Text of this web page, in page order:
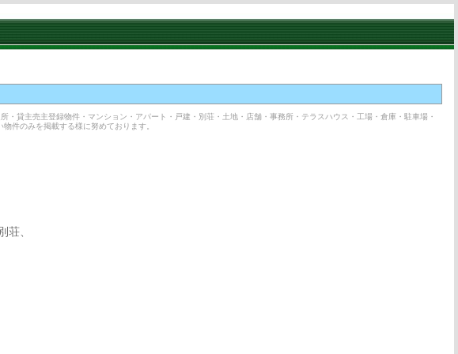
貸主売主登録物件・マンション・アパート・戸建・別荘・土地・店舗・事務所・テラスハウス・工場・倉庫・駐車場・
件のみを掲載する様に努めております。
荘、